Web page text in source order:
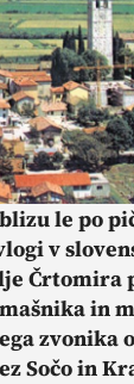
le po
v
Črtomira
in
zvonika
Sočo in